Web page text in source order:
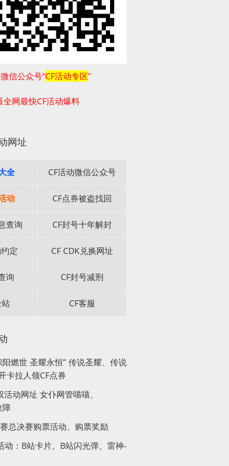
信公众号“CF活动专区”
全网最快CF活动爆料
网址
全 CF活动微信公众号
动 CF点券被盗找回
查询 CF封号十年解封
定 CF CDK兑换网址
询 CF封号减刑
站 CF客服
阳燃世 圣耀永恒” 传说圣耀、传说
卡拉人领CF点券
动网址 女仆网管喵喵、
障
总决赛购票活动、购票奖励
动：B站卡片、B站闪光弹、雷神-